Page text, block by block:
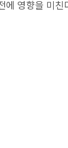
에 영향을 미